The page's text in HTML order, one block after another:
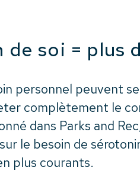
de soi = plus
personnel peuvent
complètement le
dans Parks and
le besoin de
plus courants.